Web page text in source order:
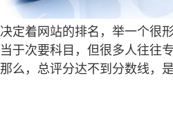
定着网站的排名，举一个很
于次要科目，但很多人往往
么，总评分达不到分数线，